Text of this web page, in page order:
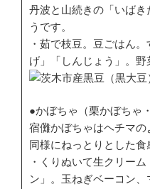
丹波と山続きの「いば
うです。
・茹で枝豆。豆ごはん
げ」「しんじょう」。野
●かぼちゃ（栗かぼちゃ
宿儺かぼちゃはヘチマ
同様にねっとりとした食
・くりぬいて生クリー
ン」。玉ねぎベーコン